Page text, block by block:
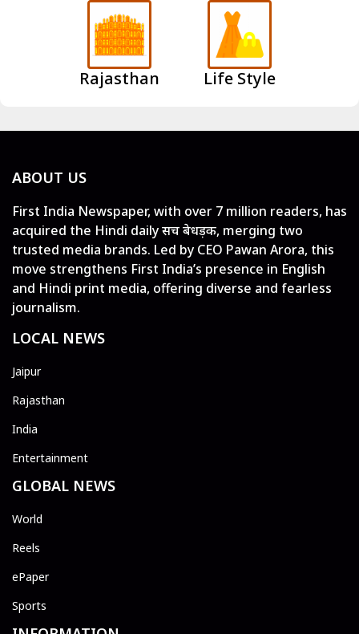
Rajasthan Life Style
ABOUT US
First India Newspaper, with over 7 million readers, has
acquired the Hindi daily सच बेधड़क, merging two
trusted media brands. Led by CEO Pawan Arora, this
move strengthens First India’s presence in English
and Hindi print media, offering diverse and fearless
journalism.
LOCAL NEWS
Jaipur
Rajasthan
India
Entertainment
GLOBAL NEWS
World
Reels
ePaper
Sports